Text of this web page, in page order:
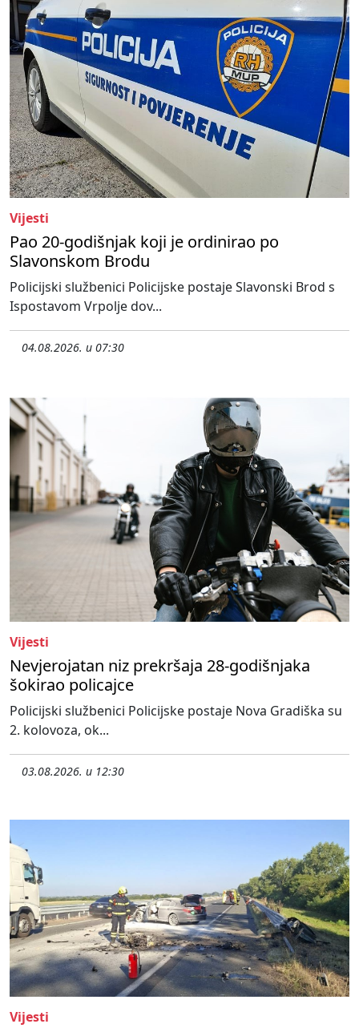
Vijesti
Pao 20-godišnjak koji je ordinirao po
Slavonskom Brodu
Policijski službenici Policijske postaje Slavonski Brod s
Ispostavom Vrpolje dov...
04.08.2026. u 07:30
Vijesti
Nevjerojatan niz prekršaja 28-godišnjaka
šokirao policajce
Policijski službenici Policijske postaje Nova Gradiška su
2. kolovoza, ok...
03.08.2026. u 12:30
Vijesti